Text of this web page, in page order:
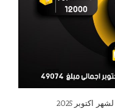
اكتوبر 2025